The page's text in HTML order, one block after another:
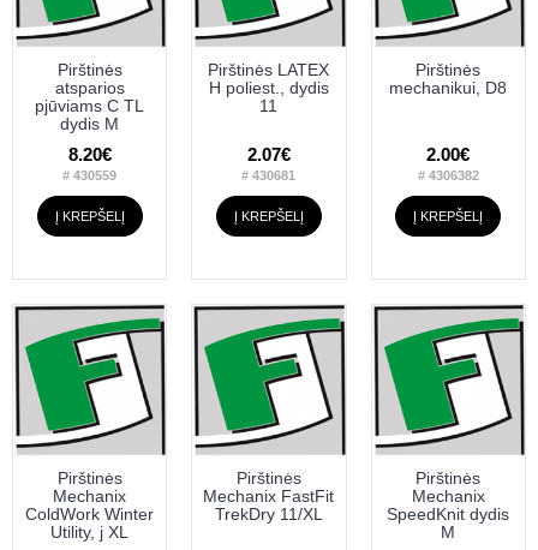
Pirštinės
atsparios
pjūviams C TL
dydis M
8.20€
# 430559
Į KREPŠELĮ
Pirštinės LATEX
H poliest., dydis
11
2.07€
# 430681
Į KREPŠELĮ
Pirštinės
mechanikui, D8
2.00€
# 4306382
Į KREPŠELĮ
Pirštinės
Mechanix
ColdWork Winter
Utility, j XL
Pirštinės
Mechanix FastFit
TrekDry 11/XL
Pirštinės
Mechanix
SpeedKnit dydis
M